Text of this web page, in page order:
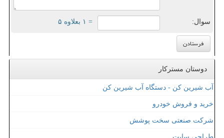
سوال: = ۱ بعلاوه ۵
دوستان مسترکار
آب شیرین کن - دستگاه آب شیرین کن
خرید و فروش خودرو
شرکت صنعتی سخت پوشش